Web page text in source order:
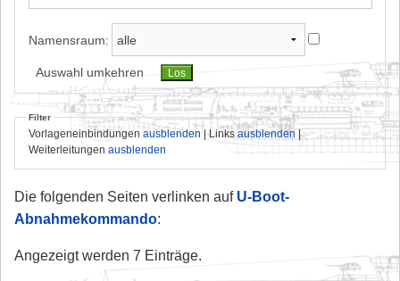
Namensraum:
Auswahl umkehren
Filter
Vorlageneinbindungen ausblenden| Linksausblenden|
Weiterleitungen ausblenden
Die folgenden Seiten verlinken auf U-Boot-
Abnahmekommando:
Angezeigt werden 7 Einträge.